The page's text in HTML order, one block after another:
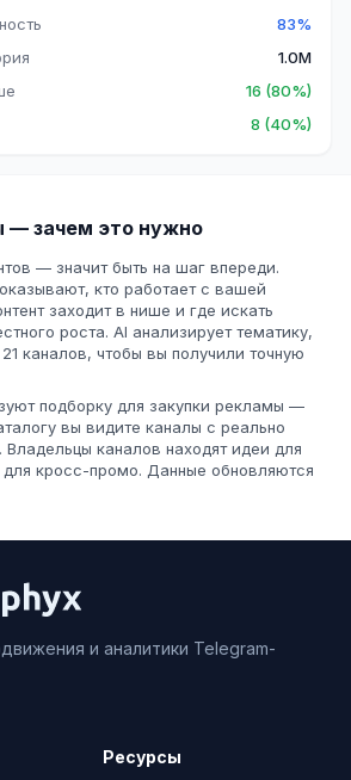
83%
1.0M
16 (80%)
8 (40%)
— зачем это нужно
— значит быть на шаг впереди.
кто работает с вашей
заходит в нише и где искать
роста. AI анализирует тематику,
каналов, чтобы вы получили точную
подборку для закупки рекламы —
вы видите каналы с реально
каналов находят идеи для
для кросс-промо. Данные обновляются
и аналитики Telegram-
Ресурсы